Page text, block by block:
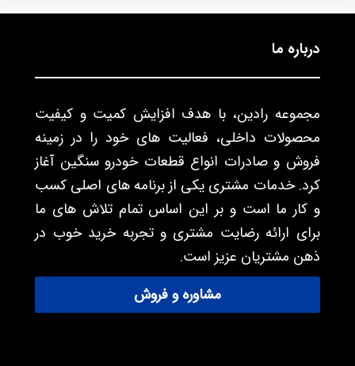
درباره ما
مجموعه رادین، با هدف افزایش کمیت و کیفیت
محصولات داخلی، فعالیت های خود را در زمینه
فروش و صادرات انواع قطعات خودرو سنگین آغاز
کرد. خدمات مشتری یکی از برنامه های اصلی کسب
و کار ما است و بر این اساس تمام تلاش های ما
برای ارائه رضایت مشتری و تجربه خرید خوب در
ذهن مشتریان عزیز است.
مشاوره و فروش